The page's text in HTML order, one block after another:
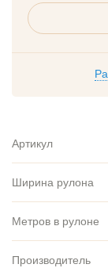
Артикул
Ширина рулона
Метров в рулоне
Производитель